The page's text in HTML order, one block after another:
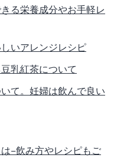
る栄養成分やお手軽レ
いアレンジレシピ
乳紅茶について
て。妊婦は飲んで良い
−飲み方やレシピもご